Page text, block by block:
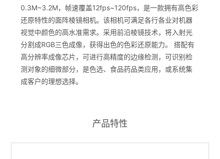
0.3M~3.2M，帧速覆盖12fps~120fps，是一款拥有高色彩
还原特性的面阵棱镜相机。该相机可满足各行各业对机器
视觉中颜色的高水准需求。采用前沿棱镜技术，将入射光
分割成RGB三色成像，获得出色的色彩还原能力。 搭配有
高分辨率成像芯片，可进行高精度的边缘检测，可识别检
测对象的细微部分，是色选、食品药品类应用，或系统集
成客户的理想选择。
产品特性